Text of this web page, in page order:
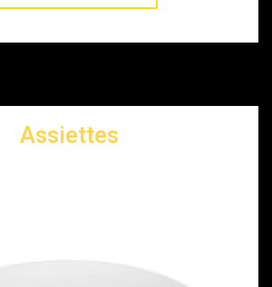
Assiettes